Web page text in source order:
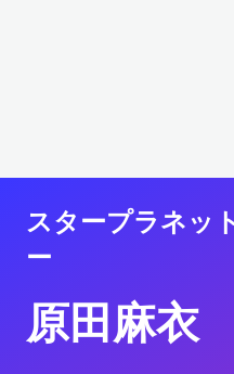
スタープラネッ
ー
原田麻衣